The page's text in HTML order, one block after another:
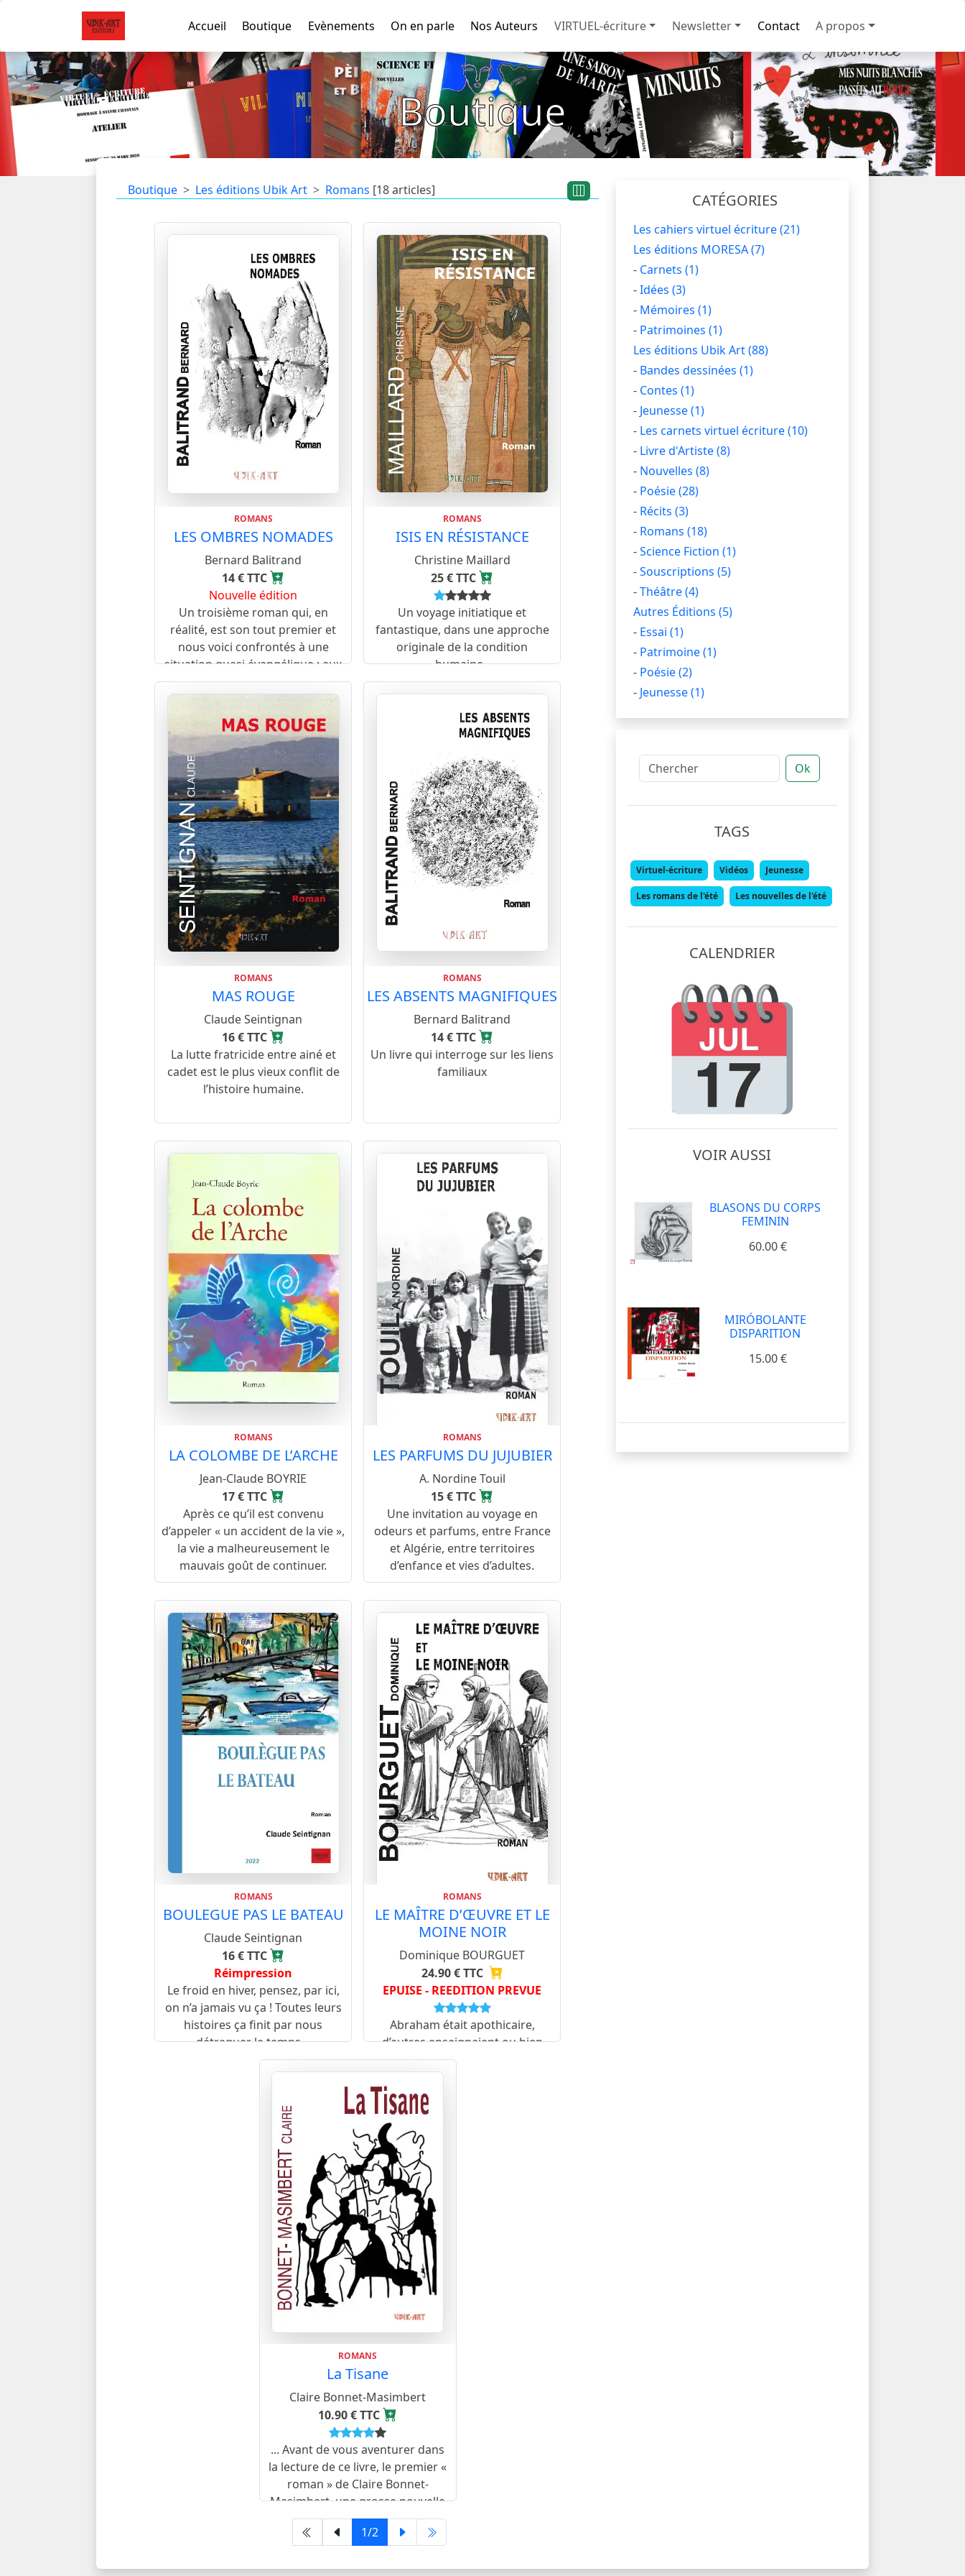
Accueil Boutique Evènements On en parle Nos Auteurs VIRTUEL-écriture Newsletter Contact A propos
Boutique
Boutique Les éditions Ubik Art Romans [18 articles]
ROMANS
LES OMBRES NOMADES
Bernard Balitrand
14 € TTC
Nouvelle édition
Un troisième roman qui, en
réalité, est son tout premier et
nous voici confrontés à une
situation quasi évangélique : aux
noces de Cana on s’étonnait,
aussi, du meilleur vin servi en fin
de banquet.
ROMANS
ISIS EN RÉSISTANCE
Christine Maillard
25 € TTC
Un voyage initiatique et
fantastique, dans une approche
originale de la condition
humaine.
ROMANS
MAS ROUGE
Claude Seintignan
16 € TTC
La lutte fratricide entre ainé et
cadet est le plus vieux conflit de
l’histoire humaine.
ROMANS
LES ABSENTS MAGNIFIQUES
Bernard Balitrand
14 € TTC
Un livre qui interroge sur les liens
familiaux
ROMANS
LA COLOMBE DE L’ARCHE
Jean-Claude BOYRIE
17 € TTC
Après ce qu’il est convenu
d’appeler « un accident de la vie »,
la vie a malheureusement le
mauvais goût de continuer.
ROMANS
LES PARFUMS DU JUJUBIER
A. Nordine Touil
15 € TTC
Une invitation au voyage en
odeurs et parfums, entre France
et Algérie, entre territoires
d’enfance et vies d’adultes.
ROMANS
BOULEGUE PAS LE BATEAU
Claude Seintignan
16 € TTC
Réimpression
Le froid en hiver, pensez, par ici,
on n’a jamais vu ça ! Toutes leurs
histoires ça finit par nous
détraquer le temps…
ROMANS
LE MAÎTRE D’ŒUVRE ET LE
MOINE NOIR
Dominique BOURGUET
24.90 € TTC
EPUISE - REEDITION PREVUE
Abraham était apothicaire,
d’autres enseignaient ou bien
étaient médecins, juristes,
commerçants. La confrontation
des théologiens et du savoir
religieux était lui-même une
source de croissance.
ROMANS
La Tisane
Claire Bonnet-Masimbert
10.90 € TTC
... Avant de vous aventurer dans
la lecture de ce livre, le premier «
roman » de Claire Bonnet-
Masimbert, une grosse nouvelle
de celles que les américains
nomment, étrangement,
précautions.
1/2
CATÉGORIES
Les cahiers virtuel écriture(21)
Les éditions MORESA(7)
- Carnets (1)
-Idées (3)
- Mémoires (1)
- Patrimoines (1)
Les éditions Ubik Art(88)
- Bandes dessinées (1)
- Contes (1)
- Jeunesse(1)
- Les carnets virtuel écriture(10)
- Livre d'Artiste(8)
- Nouvelles (8)
- Poésie(28)
- Récits (3)
- Romans (18)
-Science Fiction (1)
-Souscriptions (5)
-Théâtre(4)
Autres Éditions (5)
- Essai (1)
- Patrimoine(1)
- Poésie(2)
- Jeunesse(1)
Ok
TAGS
Virtuel-écriture Vidéos Jeunesse
Les romans de l'été Les nouvelles de l'été
CALENDRIER
VOIR AUSSI
BLASONS DU CORPS
FEMININ
60.00 €
MIRÓBOLANTE
DISPARITION
15.00 €